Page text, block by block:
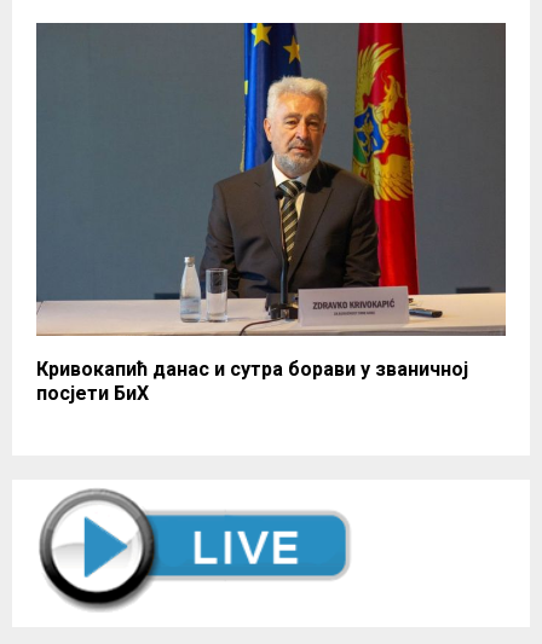
Кривокапић данас и сутра борави у званичној
посјети БиХ